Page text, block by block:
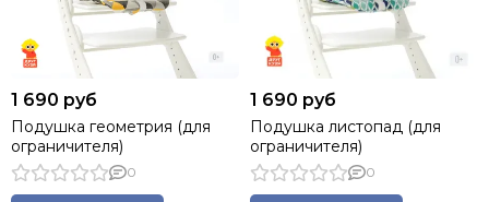
1 690 руб
Подушка геометрия (для
ограничителя)
0
1 690 руб
Подушка листопад (для
ограничителя)
0